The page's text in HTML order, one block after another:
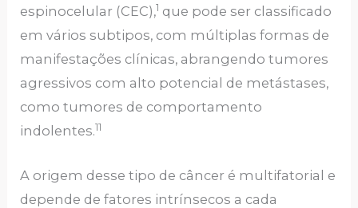
espinocelular (CEC),1 que pode ser classificado
em vários subtipos, com múltiplas formas de
manifestações clínicas, abrangendo tumores
agressivos com alto potencial de metástases,
como tumores de comportamento
indolentes.11
A origem desse tipo de câncer é multifatorial e
depende de fatores intrínsecos a cada